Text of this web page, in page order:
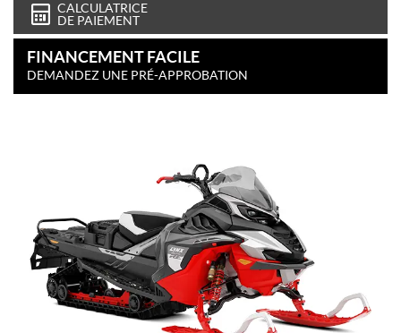
CALCULATRICE
DE PAIEMENT
FINANCEMENT FACILE
DEMANDEZ UNE PRÉ-APPROBATION